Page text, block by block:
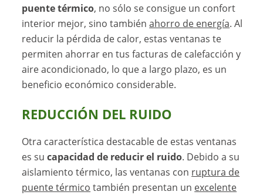
puente térmico, no sólo se consigue un confort
interior mejor, sino tambiénahorro de energía. Al
reducir la pérdida de calor, estas ventanas te
permiten ahorrar en tus facturas de calefacción y
aire acondicionado, lo que a largo plazo, es un
beneficio económico considerable.
REDUCCIÓN DEL RUIDO
Otra característica destacable de estas ventanas
es sucapacidad de reducir el ruido. Debido a su
aislamiento térmico, las ventanas con ruptura de
puente térmico también presentan un excelente